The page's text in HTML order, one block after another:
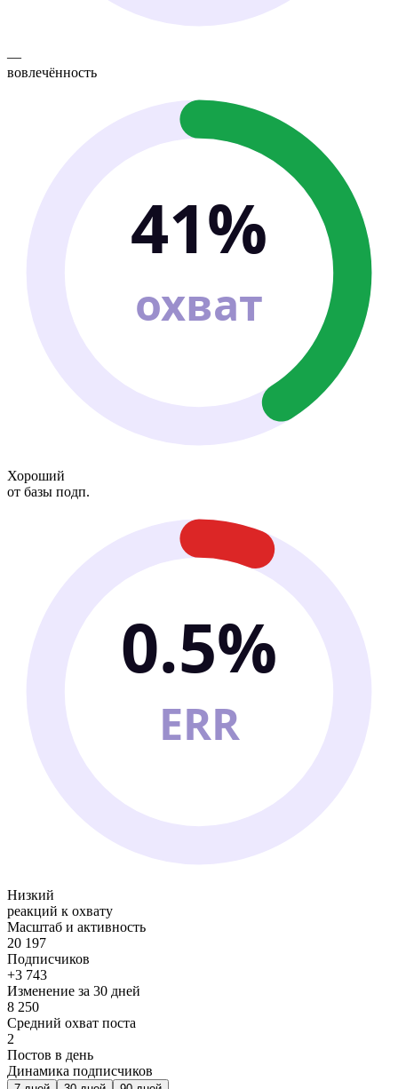
—
вовлечённость
41%
охват
Хороший
от базы подп.
0.5%
ERR
Низкий
реакций к охвату
Масштаб и активность
20 197
Подписчиков
+3 743
Изменение за 30 дней
8 250
Средний охват поста
2
Постов в день
Динамика подписчиков